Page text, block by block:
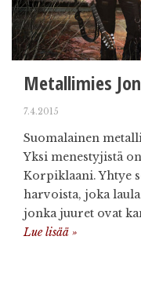
Metallimies
7.4.2015
Suomalainen
Yksi menestyjistä
Korpiklaani. Yhtye
harvoista, joka
jonka juuret ovat
Lue lisää »